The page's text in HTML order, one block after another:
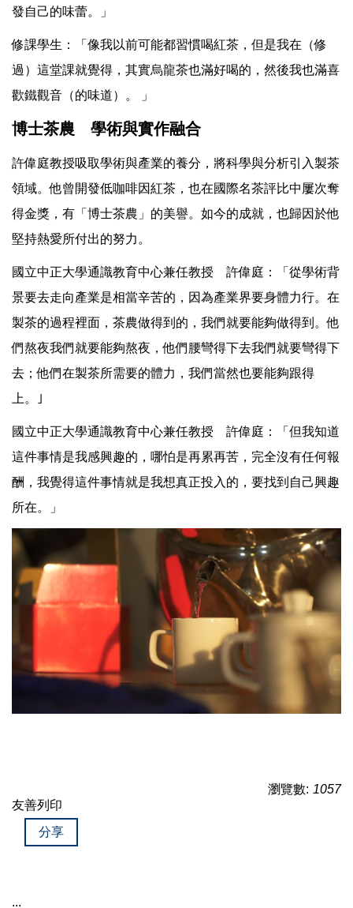
發自己的味蕾。」
修課學生：「像我以前可能都習慣喝紅茶，但是我在（修
過）這堂課就覺得，其實烏龍茶也滿好喝的，然後我也滿喜
歡鐵觀音（的味道）。 」
博士茶農 學術與實作融合
許偉庭教授吸取學術與產業的養分，將科學與分析引入製茶
領域。他曾開發低咖啡因紅茶，也在國際名茶評比中屢次奪
得金獎，有「博士茶農」的美譽。如今的成就，也歸因於他
堅持熱愛所付出的努力。
國立中正大學通識教育中心兼任教授 許偉庭：「從學術背
景要去走向產業是相當辛苦的，因為產業界要身體力行。在
製茶的過程裡面，茶農做得到的，我們就要能夠做得到。他
們熬夜我們就要能夠熬夜，他們腰彎得下去我們就要彎得下
去；他們在製茶所需要的體力，我們當然也要能夠跟得
上。｣
國立中正大學通識教育中心兼任教授 許偉庭：「但我知道
這件事情是我感興趣的，哪怕是再累再苦，完全沒有任何報
酬，我覺得這件事情就是我想真正投入的，要找到自己興趣
所在。」
瀏覽數: 1057
友善列印
分享